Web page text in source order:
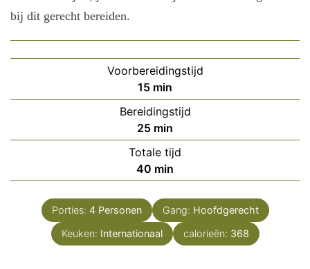
bij dit gerecht bereiden.
Voorbereidingstijd
15minuten
min
Bereidingstijd
25minuten
min
Totale tijd
40 minuten
min
Porties: 4 Personen Gang: Hoofdgerecht
Keuken: Internationaal calorieën: 368